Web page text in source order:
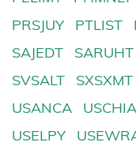
PRSJUY
PTLIST
SAJEDT
SARUHT
SVSALT
SXSXMT
USANCA
USCHIA
USELPY